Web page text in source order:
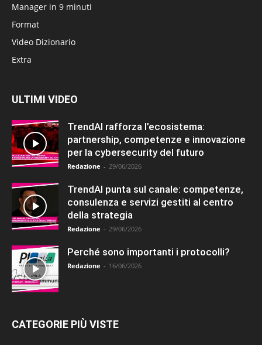
Manager in 9 minuti
Format
Video Dizionario
Extra
ULTIMI VIDEO
TrendAI rafforza l’ecosistema:
partnership, competenze e innovazione
per la cybersecurity del futuro
Redazione - 29/06/2026
TrendAI punta sul canale: competenze,
consulenza e servizi gestiti al centro
della strategia
Redazione - 29/06/2026
Perché sono importanti i protocolli?
Redazione - 16/06/2026
CATEGORIE PIÙ VISTE